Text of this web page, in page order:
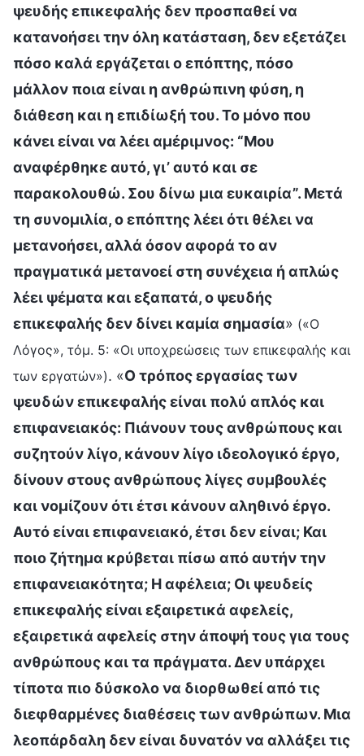
ψευδής επικεφαλής δεν προσπαθεί να
κατανοήσει την όλη κατάσταση, δεν εξετάζει
πόσο καλά εργάζεται ο επόπτης, πόσο
μάλλον ποια είναι η ανθρώπινη φύση, η
διάθεση και η επιδίωξή του. Το μόνο που
κάνει είναι να λέει αμέριμνος: “Μου
αναφέρθηκε αυτό, γι’ αυτό και σε
παρακολουθώ. Σου δίνω μια ευκαιρία”. Μετά
τη συνομιλία, ο επόπτης λέει ότι θέλει να
μετανοήσει, αλλά όσον αφορά το αν
πραγματικά μετανοεί στη συνέχεια ή απλώς
λέει ψέματα και εξαπατά, ο ψευδής
επικεφαλής δεν δίνει καμία σημασία» («Ο
Λόγος», τόμ. 5: «Οι υποχρεώσεις των επικεφαλής και
των εργατών»). «Ο τρόπος εργασίας των
ψευδών επικεφαλής είναι πολύ απλός και
επιφανειακός: Πιάνουν τους ανθρώπους και
συζητούν λίγο, κάνουν λίγο ιδεολογικό έργο,
δίνουν στους ανθρώπους λίγες συμβουλές
και νομίζουν ότι έτσι κάνουν αληθινό έργο.
Αυτό είναι επιφανειακό, έτσι δεν είναι; Και
ποιο ζήτημα κρύβεται πίσω από αυτήν την
επιφανειακότητα; Η αφέλεια; Οι ψευδείς
επικεφαλής είναι εξαιρετικά αφελείς,
εξαιρετικά αφελείς στην άποψή τους για τους
ανθρώπους και τα πράγματα. Δεν υπάρχει
τίποτα πιο δύσκολο να διορθωθεί από τις
διεφθαρμένες διαθέσεις των ανθρώπων. Μια
λεοπάρδαλη δεν είναι δυνατόν να αλλάξει τις